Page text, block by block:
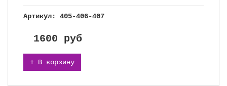
Артикул: 405-406-407
1600 руб
+ В корзину